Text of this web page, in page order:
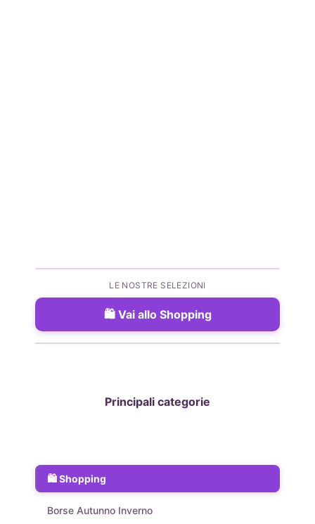
LE NOSTRE SELEZIONI
Vai allo Shopping
Principali categorie
Shopping
Borse Autunno Inverno